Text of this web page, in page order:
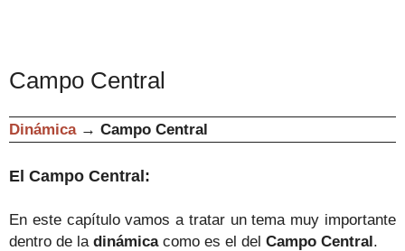
Campo Central
Dinámica → Campo Central
El Campo Central:
En este capítulo vamos a tratar un tema muy importante
dentro de la dinámica como es el del Campo Central.